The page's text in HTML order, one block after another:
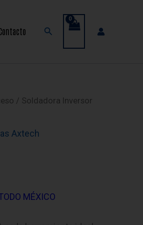
Buscar
/ Soldadora Inversor
Axtech
MÉXICO